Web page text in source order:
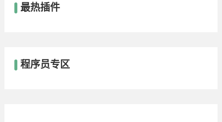
最热插件
程序员专区